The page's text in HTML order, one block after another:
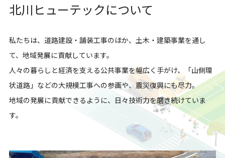
北川ヒューテックについて
私たちは、道路建設・舗装工事のほか、土木・建築事業を通し
て、地域発展に貢献しています。
人々の暮らしと経済を支える公共事業を幅広く手がけ、「山側環
状道路」などの大規模工事への参画や、震災復興にも尽力。
地域の発展に貢献できるように、日々技術力を磨き続けていま
す。